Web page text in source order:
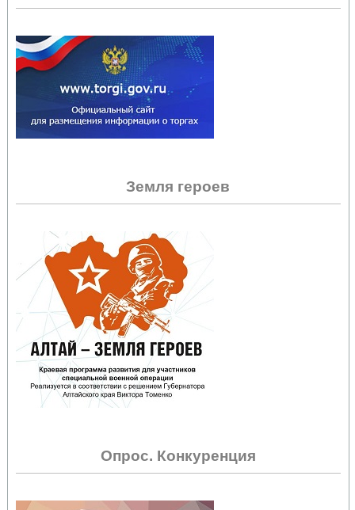
Земля героев
Опрос. Конкуренция